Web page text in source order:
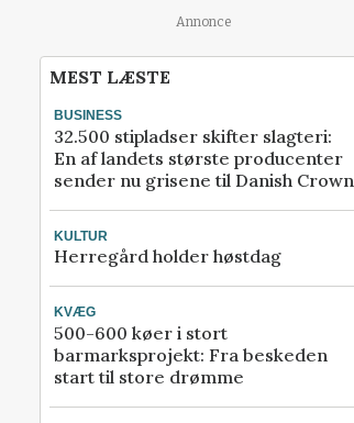
Annonce
MEST LÆSTE
BUSINESS
32.500 stipladser skifter slagteri:
En af landets største producenter
sender nu grisene til Danish Crown
KULTUR
Herregård holder høstdag
KVÆG
500-600 køer i stort
barmarksprojekt: Fra beskeden
start til store drømme